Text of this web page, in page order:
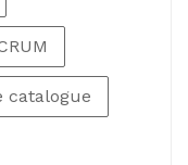
catalogue